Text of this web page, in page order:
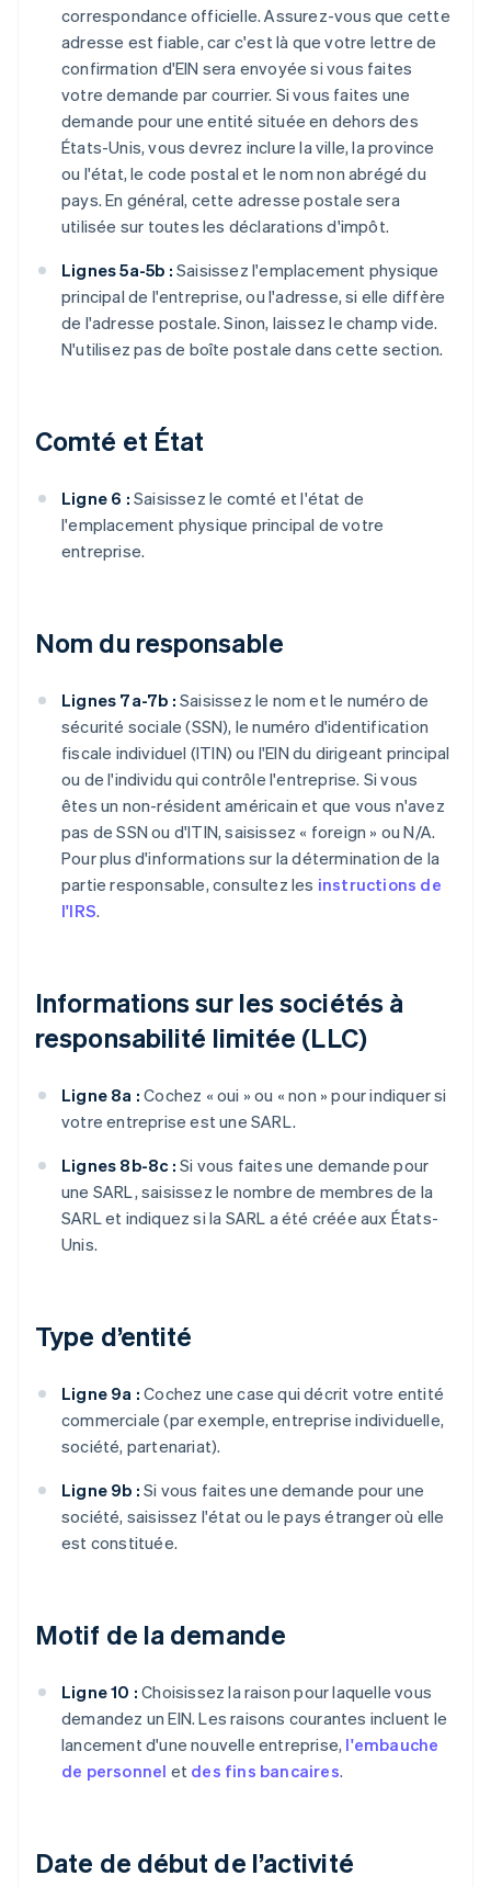
correspondance officielle. Assurez-vous que cette
adresse est fiable, car c'est là que votre lettre de
confirmation d'EIN sera envoyée si vous faites
votre demande par courrier. Si vous faites une
demande pour une entité située en dehors des
États-Unis, vous devrez inclure la ville, la province
ou l'état, le code postal et le nom non abrégé du
pays. En général, cette adresse postale sera
utilisée sur toutes les déclarations d'impôt.
Lignes 5a-5b : Saisissez l'emplacement physique
principal de l'entreprise, ou l'adresse, si elle diffère
de l'adresse postale. Sinon, laissez le champ vide.
N'utilisez pas de boîte postale dans cette section.
Comté et État
Ligne 6 : Saisissez le comté et l'état de
l'emplacement physique principal de votre
entreprise.
Nom du responsable
Lignes 7a-7b : Saisissez le nom et le numéro de
sécurité sociale (SSN), le numéro d'identification
fiscale individuel (ITIN) ou l'EIN du dirigeant principal
ou de l'individu qui contrôle l'entreprise. Si vous
êtes un non-résident américain et que vous n'avez
pas de SSN ou d'ITIN, saisissez « foreign » ou N/A.
Pour plus d'informations sur la détermination de la
partie responsable, consultez les instructions de
l'IRS.
Informations sur les sociétés à
responsabilité limitée (LLC)
Ligne 8a : Cochez « oui » ou « non » pour indiquer si
votre entreprise est une SARL.
Lignes 8b-8c : Si vous faites une demande pour
une SARL, saisissez le nombre de membres de la
SARL et indiquez si la SARL a été créée aux États-
Unis.
Type d’entité
Ligne 9a : Cochez une case qui décrit votre entité
commerciale (par exemple, entreprise individuelle,
société, partenariat).
Ligne 9b : Si vous faites une demande pour une
société, saisissez l'état ou le pays étranger où elle
est constituée.
Motif de la demande
Ligne 10 : Choisissez la raison pour laquelle vous
demandez un EIN. Les raisons courantes incluent le
lancement d'une nouvelle entreprise, l'embauche
de personnel et des fins bancaires.
Date de début de l’activité